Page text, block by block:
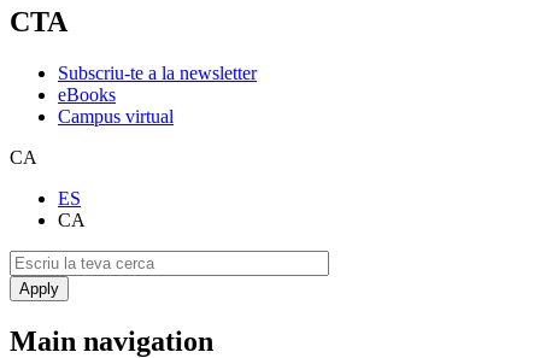
CTA
Subscriu-te a la newsletter
eBooks
Campus virtual
CA
ES
CA
Main navigation